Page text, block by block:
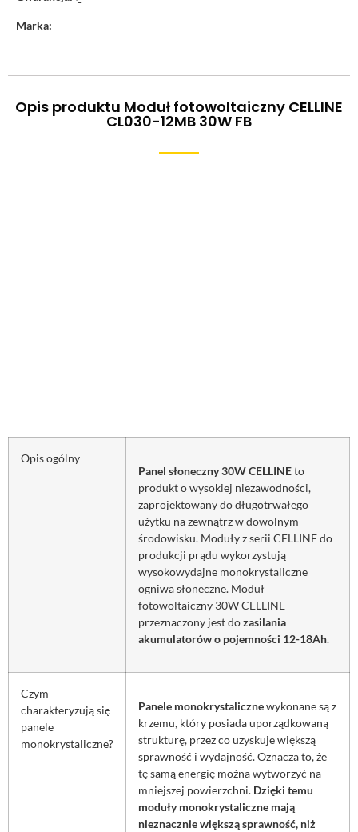
Marka:
Opis produktu Moduł fotowoltaiczny CELLINE
CL030-12MB 30W FB
Opis ogólny
Panel słoneczny 30W CELLINEto
produkt o wysokiej niezawodności,
zaprojektowany do długotrwałego
użytku na zewnątrz w dowolnym
środowisku. Moduły z serii CELLINE do
produkcji prądu wykorzystują
wysokowydajne monokrystaliczne
ogniwa słoneczne. Moduł
fotowoltaiczny 30W CELLINE
przeznaczony jest dozasilania
akumulatorów o pojemności 12-18Ah.
Czym
charakteryzują się
panele
monokrystaliczne?
Panele monokrystalicznewykonane są z
krzemu, który posiada uporządkowaną
strukturę, przez co uzyskuje większą
sprawność i wydajność. Oznacza to, że
tę samą energię można wytworzyć na
mniejszej powierzchni. Dzięki temu
moduły monokrystaliczne mają
nieznacznie większą sprawność, niż